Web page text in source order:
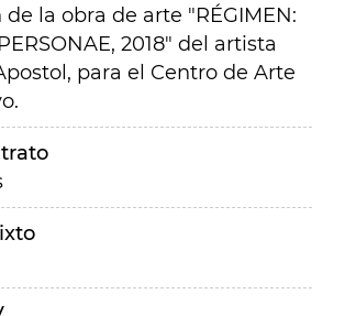
la obra de arte "RÉGIMEN:
2018" del artista
para el Centro de Arte